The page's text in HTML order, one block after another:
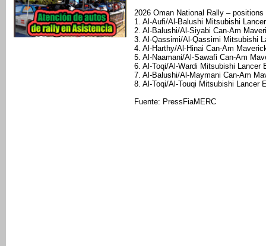
2026 Oman National Rally –
1. Al-Aufi/Al-Balushi Mitsubishi
2. Al-Balushi/Al-Siyabi Can-Am
3. Al-Qassimi/Al-Qassimi Mitsubishi
4. Al-Harthy/Al-Hinai Can-Am
5. Al-Naamani/Al-Sawafi Can-Am
6. Al-Toqi/Al-Wardi Mitsubishi Lancer
7. Al-Balushi/Al-Maymani Can-Am
8. Al-Toqi/Al-Touqi Mitsubishi Lancer
Fuente: PressFiaMERC